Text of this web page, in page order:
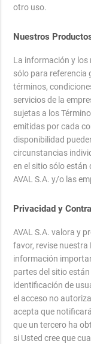
otro uso.
Nuestros
La información y los
sólo para referencia
términos,
servicios de la
sujetas a los
emitidas por cada
disponibilidad
circunstancias
en el sitio sólo están
AVAL S.A. y/o las
Privacidad y
AVAL S.A. valora y
favor, revise
información
partes del sitio
identificación de
el acceso no
acepta que
que un tercero ha
si Usted cree que